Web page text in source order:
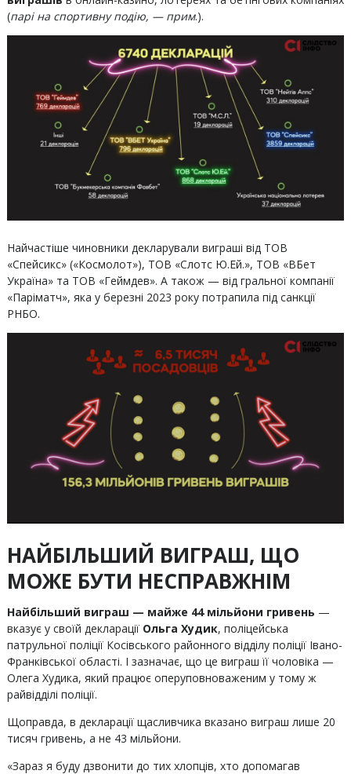
(парі на спортивну подію, — прим.).
Найчастіше чиновники декларували виграші від ТОВ
«Спейсикс» («Космолот»), ТОВ «Слотс Ю.Ей.», ТОВ «ВБет
Україна» та ТОВ «Геймдев». А також — від гральної компанії
«Паріматч», яка у березні 2023 року потрапила під санкції
РНБО.
НАЙБІЛЬШИЙ ВИГРАШ, ЩО
МОЖЕ БУТИ НЕСПРАВЖНІМ
Найбільший виграш — майже 44 мільйони гривень —
вказує у своїй декларації Ольга Худик, поліцейська
патрульної поліції Косівського районного відділу поліції Івано-
Франківської області. І зазначає, що це виграш її чоловіка —
Олега Худика, який працює оперуповноваженим у тому ж
райвідділі поліції.
Щоправда, в декларації щасливчика вказано виграш лише 20
тисяч гривень, а не 43 мільйони.
«Зараз я буду дзвонити до тих хлопців, хто допомагав